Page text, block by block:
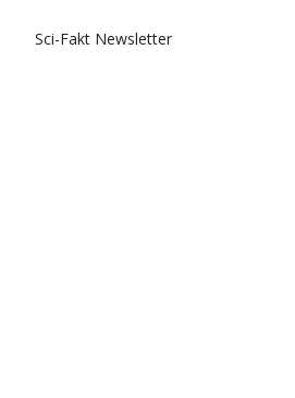
Sci-Fakt Newsletter